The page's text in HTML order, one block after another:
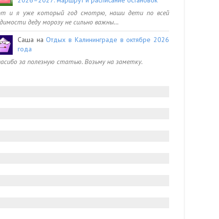
и я уже который год смотрю, наши дети по всей
деду морозу не сильно важны…
Саша наОтдых в Калининграде в октябре 2026
года
за полезную статью. Возьму на заметку.